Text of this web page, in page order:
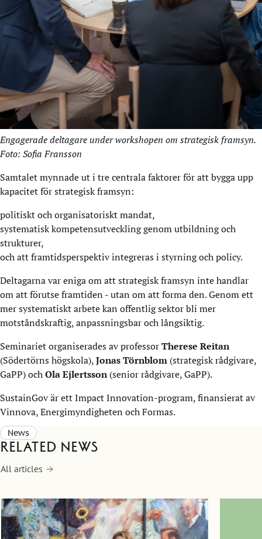
Engagerade deltagare under workshopen om strategisk framsyn.
Foto: Sofia Fransson
Samtalet mynnade ut i tre centrala faktorer för att bygga upp
kapacitet för strategisk framsyn:
politiskt och organisatoriskt mandat,
systematisk kompetensutveckling genom utbildning och
strukturer,
och att framtidsperspektiv integreras i styrning och policy.
Deltagarna var eniga om att strategisk framsyn inte handlar
om att förutse framtiden - utan om att forma den. Genom ett
mer systematiskt arbete kan offentlig sektor bli mer
motståndskraftig, anpassningsbar och långsiktig.
Seminariet organiserades av professorTherese Reitan
(Södertörns högskola),Jonas Törnblom (strategisk rådgivare,
GaPP) ochOla Ejlertsson(senior rådgivare, GaPP).
SustainGov är ett Impact Innovation-program, finansierat av
Vinnova, Energimyndigheten och Formas.
News
Related news
All articles